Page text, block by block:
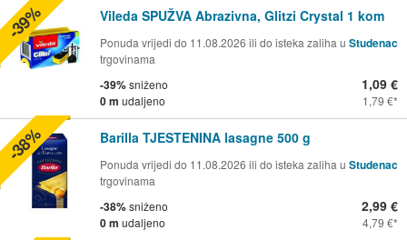
Vileda SPUŽVA Abrazivna, Glitzi Crystal 1 kom
Ponuda vrijedi do 11.08.2026 ili do isteka zaliha u Studenac
trgovinama
-39%sniženo
0 m udaljeno
1,09 €
1,79 €
-39%
Barilla TJESTENINA lasagne 500 g
Ponuda vrijedi do 11.08.2026 ili do isteka zaliha u Studenac
trgovinama
-38%sniženo
0 m udaljeno
2,99 €
4,79 €
-38%